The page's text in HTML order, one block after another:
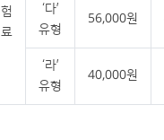
험
료
‘다’
유형
56,000원
‘라’
유형
40,000원